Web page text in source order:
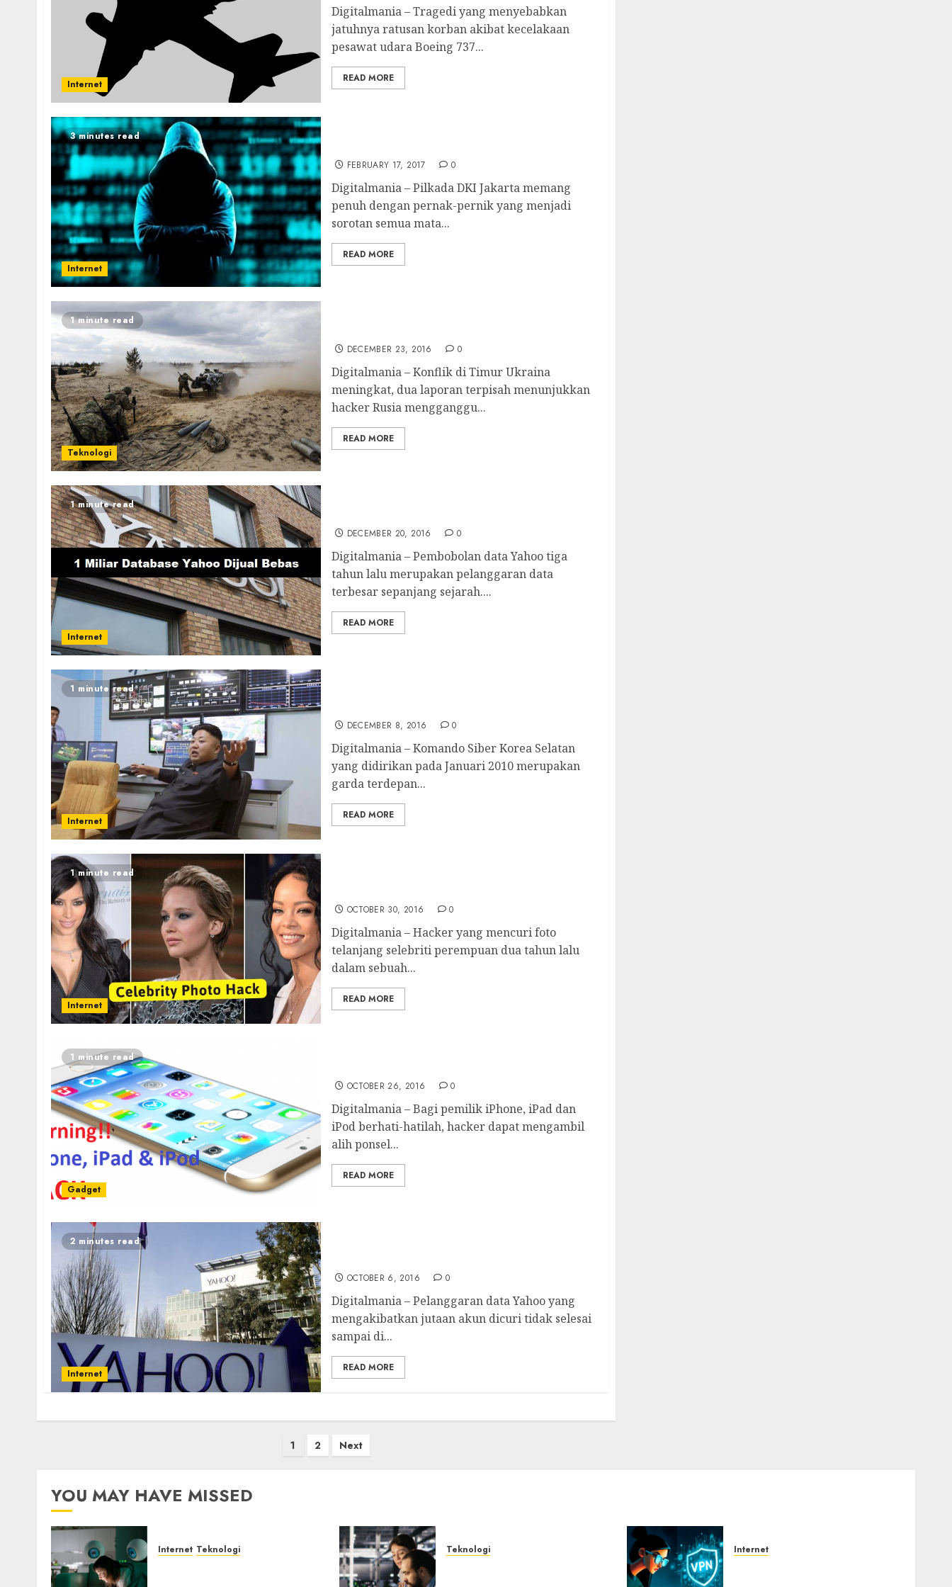
Internet
Digitalmania – Tragedi yang menyebabkan
jatuhnya ratusan korban akibat kecelakaan
pesawat udara Boeing 737...
READ MORE
3 minutes read
Internet
FEBRUARY 17, 2017 0
Digitalmania – Pilkada DKI Jakarta memang
penuh dengan pernak-pernik yang menjadi
sorotan semua mata...
READ MORE
1 minute read
Teknologi
DECEMBER 23, 2016 0
Digitalmania – Konflik di Timur Ukraina
meningkat, dua laporan terpisah menunjukkan
hacker Rusia mengganggu...
READ MORE
1 minute read
Internet
DECEMBER 20, 2016 0
Digitalmania – Pembobolan data Yahoo tiga
tahun lalu merupakan pelanggaran data
terbesar sepanjang sejarah....
READ MORE
1 minute read
Internet
DECEMBER 8, 2016 0
Digitalmania – Komando Siber Korea Selatan
yang didirikan pada Januari 2010 merupakan
garda terdepan...
READ MORE
1 minute read
Internet
OCTOBER 30, 2016 0
Digitalmania – Hacker yang mencuri foto
telanjang selebriti perempuan dua tahun lalu
dalam sebuah...
READ MORE
1 minute read
Gadget
OCTOBER 26, 2016 0
Digitalmania – Bagi pemilik iPhone, iPad dan
iPod berhati-hatilah, hacker dapat mengambil
alih ponsel...
READ MORE
2 minutes read
Internet
OCTOBER 6, 2016 0
Digitalmania – Pelanggaran data Yahoo yang
mengakibatkan jutaan akun dicuri tidak selesai
sampai di...
READ MORE
1 2 Next
YOU MAY HAVE MISSED
Internet Teknologi Teknologi Internet